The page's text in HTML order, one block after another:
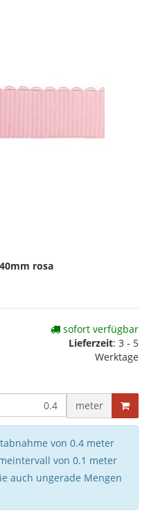
rosa
sofort verfügbar
Lieferzeit: 3 - 5
Werktage
meter
von 0.4 meter
von 0.1 meter
auch ungerade Mengen